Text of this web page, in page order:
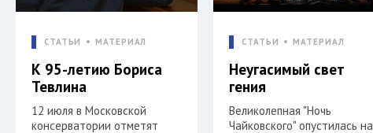
СТАТЬИ МАТЕРИАЛ
К 95-летию Бориса
Тевлина
12 июля в Московской
консерватории отметят
СТАТЬИ МАТЕРИАЛ
Неугасимый свет
гения
Великолепная "Ночь
Чайковского" опустилась на